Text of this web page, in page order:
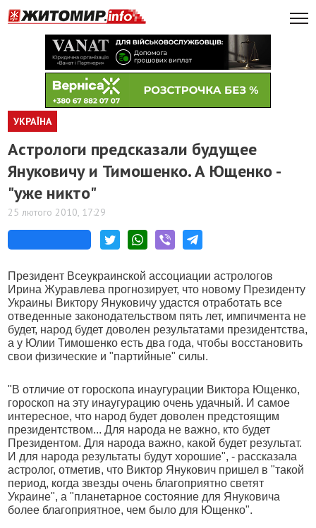
УКРАЇНА
Астрологи предсказали будущее
Януковичу и Тимошенко. А Ющенко -
"уже никто"
25 лютого 2010, 17:29
Президент Всеукраинской ассоциации астрологов
Ирина Журавлева прогнозирует, что новому Президенту
Украины Виктору Януковичу удастся отработать все
отведенные законодательством пять лет, импичмента не
будет, народ будет доволен результатами президентства,
а у Юлии Тимошенко есть два года, чтобы восстановить
свои физические и "партийные" силы.
"В отличие от гороскопа инаугурации Виктора Ющенко,
гороскоп на эту инаугурацию очень удачный. И самое
интересное, что народ будет доволен предстоящим
президентством... Для народа не важно, кто будет
Президентом. Для народа важно, какой будет результат.
И для народа результаты будут хорошие", - рассказала
астролог, отметив, что Виктор Янукович пришел в "такой
период, когда звезды очень благоприятно светят
Украине", а "планетарное состояние для Януковича
более благоприятное, чем было для Ющенко".